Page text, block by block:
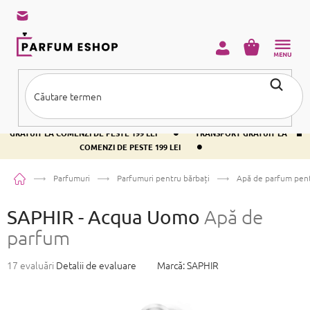
conținut
TRANSPORT GRATUIT LA COMENZI DE PESTE 199 LEI •
TRANSPORT
GRATUIT LA COMENZI DE PESTE 199 LEI
•
TRANSPORT GRATUIT LA
COMENZI DE PESTE 199 LEI
•
COŞ
Acasă Parfumuri Parfumuri pentru bărbați Apă de parfum
SAPHIR - Acqua Uomo Apă de
parfum
Evaluarea
17 evaluări Detalii de evaluare Marcă:SAPHIR